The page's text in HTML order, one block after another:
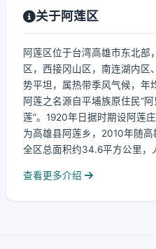
关于阿莲区
阿莲区位于台湾高雄市东北部
区，西接冈山区，南连湖内区
势平坦，属热带季风气候，年
阿莲之名源自平埔族原住民“
莲”。1920年日据时期设阿莲
为高雄县阿莲乡，2010年随高
全区总面积约34.6平方公里，
查看更多介绍